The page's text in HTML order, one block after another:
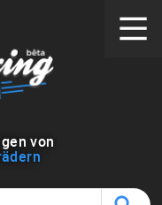
von